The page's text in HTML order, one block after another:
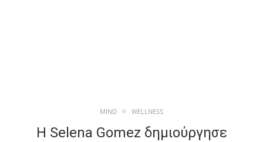
MIND WELLNESS
Η Selena Gomez δημιούργησε